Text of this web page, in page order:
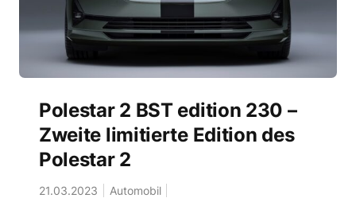
Polestar 2 BST edition 230 –
Zweite limitierte Edition des
Polestar 2
21.03.2023 Automobil